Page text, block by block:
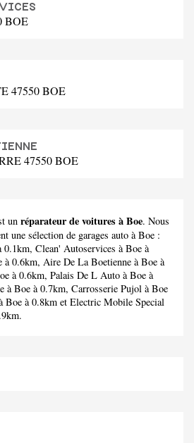
BOE
47550 BOE
47550 BOE
un réparateur de voitures à Boe. Nous
une sélection de garages auto à Boe :
0.1km, Clean' Autoservices à Boe à
à 0.6km, Aire De La Boetienne à Boe à
à 0.6km, Palais De L Auto à Boe à
à Boe à 0.7km, Carrosserie Pujol à Boe
Boe à 0.8km et Electric Mobile Special